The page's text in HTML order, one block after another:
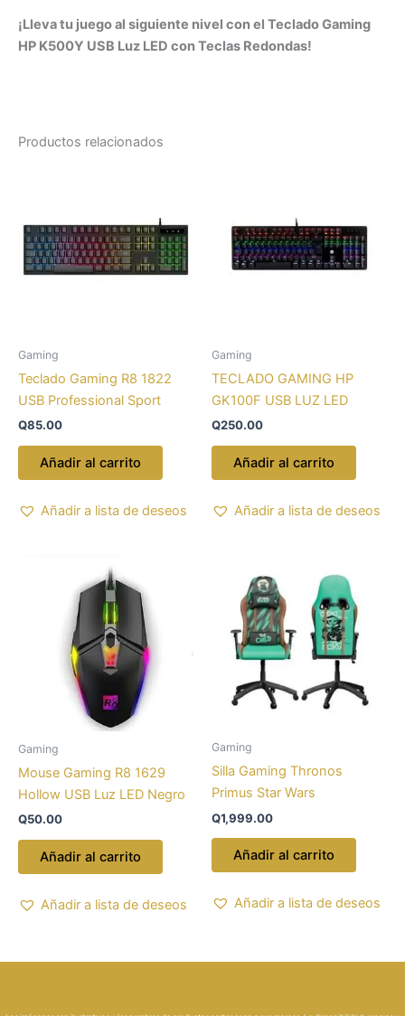
¡Lleva tu juego al siguiente nivel con el Teclado Gaming
HP K500Y USB Luz LED con Teclas Redondas!
Productos relacionados
Gaming
Teclado Gaming R8 1822
USB Professional Sport
Q85.00
Añadir al carrito
Añadir a lista de deseos
Gaming
TECLADO GAMING HP
GK100F USB LUZ LED
Q250.00
Añadir al carrito
Añadir a lista de deseos
Gaming
Mouse Gaming R8 1629
Hollow USB Luz LED Negro
Q50.00
Añadir al carrito
Añadir a lista de deseos
Gaming
Silla Gaming Thronos
Primus Star Wars
Q1,999.00
Añadir al carrito
Añadir a lista de deseos